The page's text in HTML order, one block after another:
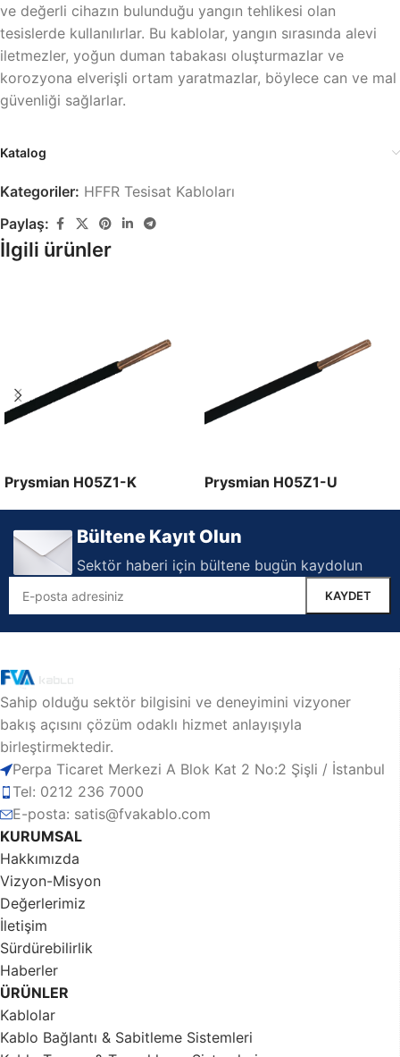
ve değerli cihazın bulunduğu yangın tehlikesi olan
tesislerde kullanılırlar. Bu kablolar, yangın sırasında alevi
iletmezler, yoğun duman tabakası oluşturmazlar ve
korozyona elverişli ortam yaratmazlar, böylece can ve mal
güvenliği sağlarlar.
Katalog
Kategoriler: HFFR Tesisat Kabloları
Paylaş:
İlgili ürünler
Prysmian H05Z1-K
Prysmian H05Z1-U
Bültene Kayıt Olun
Sektör haberi için bültene bugün kaydolun
Sahip olduğu sektör bilgisini ve deneyimini vizyoner
bakış açısını çözüm odaklı hizmet anlayışıyla
birleştirmektedir.
Perpa Ticaret Merkezi A Blok Kat 2 No:2 Şişli / İstanbul
Tel: 0212 236 7000
E-posta: satis@fvakablo.com
KURUMSAL
Hakkımızda
Vizyon-Misyon
Değerlerimiz
İletişim
Sürdürebilirlik
Haberler
ÜRÜNLER
Kablolar
Kablo Bağlantı & Sabitleme Sistemleri